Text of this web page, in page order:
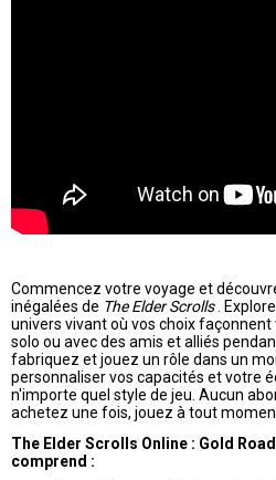
Commencez votre voyage et
inégalées de The Elder Scrolls.
univers vivant où vos choix
solo ou avec des amis et alliés
fabriquez et jouez un rôle dans un
personnaliser vos capacités et votre
n'importe quel style de jeu. Aucun
achetez une fois, jouez à tout
The Elder Scrolls Online : Gold
comprend :